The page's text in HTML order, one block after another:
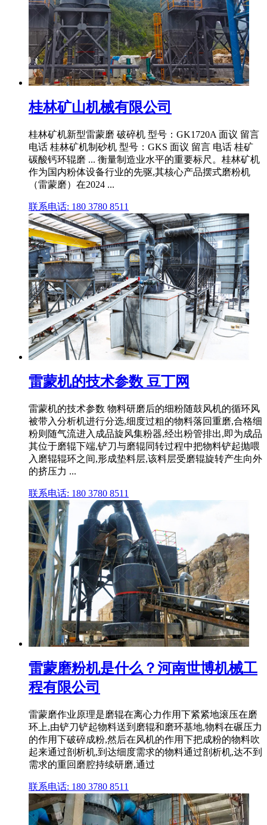
桂林矿山机械有限公司
桂林矿机新型雷蒙磨 破碎机 型号：GK1720A 面议 留言
电话 桂林矿机制砂机 型号：GKS 面议 留言 电话 桂矿
碳酸钙环辊磨 ... 衡量制造业水平的重要标尺。桂林矿机
作为国内粉体设备行业的先驱,其核心产品摆式磨粉机
（雷蒙磨）在2024 ...
联系电话: 180 3780 8511
雷蒙机的技术参数 豆丁网
雷蒙机的技术参数 物料研磨后的细粉随鼓风机的循环风
被带入分析机进行分选,细度过粗的物料落回重磨,合格细
粉则随气流进入成品旋风集粉器,经出粉管排出,即为成品
其位于磨辊下端,铲刀与磨辊同转过程中把物料铲起抛喂
入磨辊辊环之间,形成垫料层,该料层受磨辊旋转产生向外
的挤压力 ...
联系电话: 180 3780 8511
雷蒙磨粉机是什么？河南世博机械工
程有限公司
雷蒙磨作业原理是磨辊在离心力作用下紧紧地滚压在磨
环上,由铲刀铲起物料送到磨辊和磨环基地,物料在碾压力
的作用下破碎成粉,然后在风机的作用下把成粉的物料吹
起来通过剖析机,到达细度需求的物料通过剖析机,达不到
需求的重回磨腔持续研磨,通过
联系电话: 180 3780 8511